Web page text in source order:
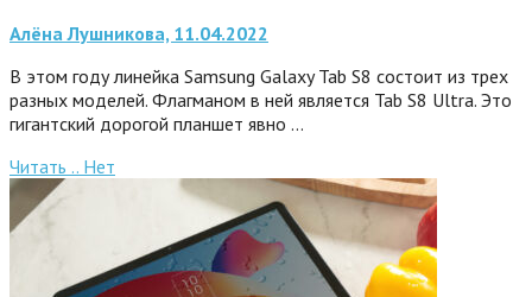
Алёна Лушникова, 11.04.2022
В этом году линейка Samsung Galaxy Tab S8 состоит из трех
разных моделей. Флагманом в ней является Tab S8 Ultra. Это
гигантский дорогой планшет явно …
Читать .. Нет